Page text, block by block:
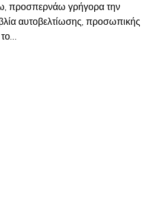
προσπερνάω γρήγορα την
αυτοβελτίωσης, προσωπικής